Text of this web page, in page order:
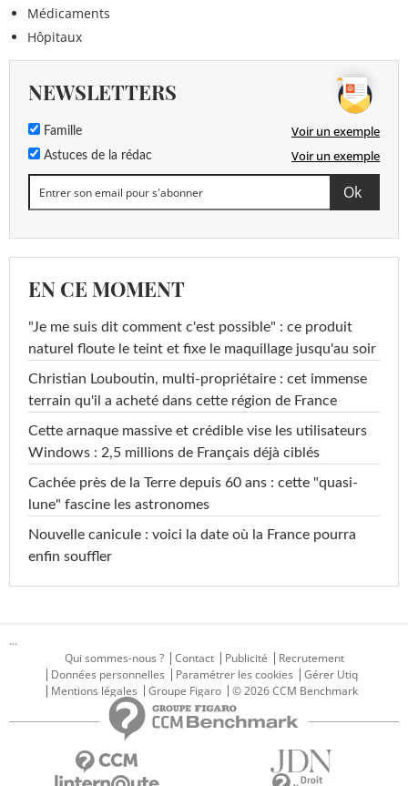
Médicaments
Hôpitaux
NEWSLETTERS
Famille Voir un exemple
Astuces de la rédac Voir un exemple
EN CE MOMENT
"Je me suis dit comment c'est possible" : ce produit
naturel floute le teint et fixe le maquillage jusqu'au soir
Christian Louboutin, multi-propriétaire : cet immense
terrain qu'il a acheté dans cette région de France
Cette arnaque massive et crédible vise les utilisateurs
Windows : 2,5 millions de Français déjà ciblés
Cachée près de la Terre depuis 60 ans : cette "quasi-
lune" fascine les astronomes
Nouvelle canicule : voici la date où la France pourra
enfin souffler
...
Qui sommes-nous ?
Contact Publicité
Recrutement
Données personnelles
Paramétrer les cookies
Gérer Utiq
Mentions légales
Groupe Figaro © 2026 CCM Benchmark